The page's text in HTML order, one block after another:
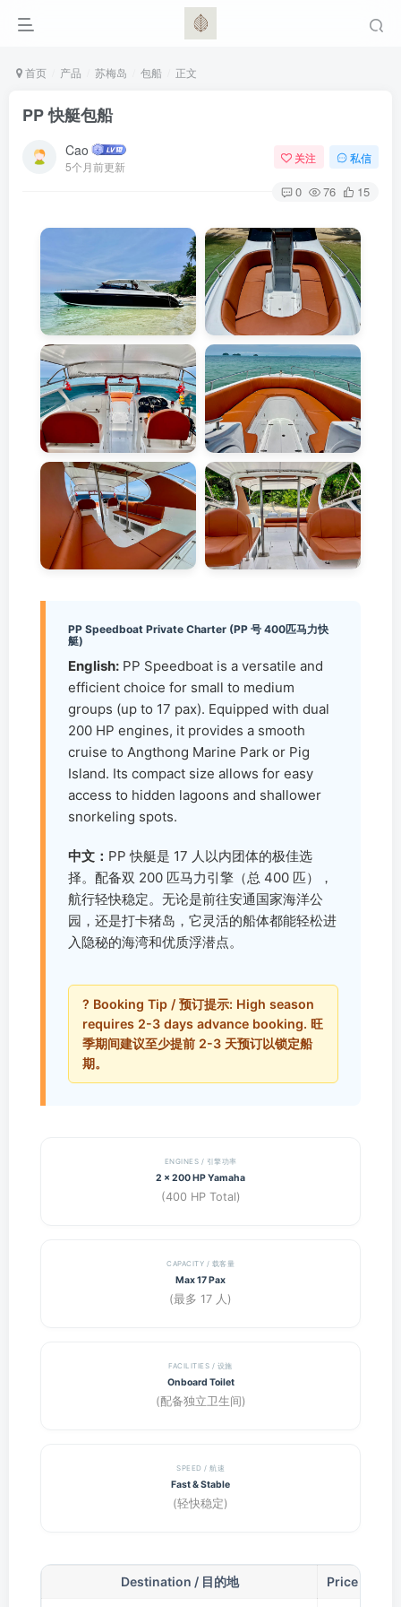
首页 产品 苏梅岛 包船 正文
PP 快艇包船
Cao
5个月前更新
关注 私信
0 76 15
PP Speedboat Private Charter (PP 号 400匹马力快
艇)
English: PP Speedboat is a versatile and
efficient choice for small to medium
groups (up to 17 pax). Equipped with dual
200 HP engines, it provides a smooth
cruise to Angthong Marine Park or Pig
Island. Its compact size allows for easy
access to hidden lagoons and shallower
snorkeling spots.
中文： PP 快艇是 17 人以内团体的极佳选
择。配备双 200 匹马力引擎（总 400 匹），
航行轻快稳定。无论是前往安通国家海洋公
园，还是打卡猪岛，它灵活的船体都能轻松进
入隐秘的海湾和优质浮潜点。
? Booking Tip / 预订提示: High season
requires 2-3 days advance booking. 旺
季期间建议至少提前 2-3 天预订以锁定船
期。
ENGINES / 引擎功率
2 x 200 HP Yamaha
(400 HP Total)
CAPACITY / 载客量
Max 17 Pax
(最多 17 人)
FACILITIES / 设施
Onboard Toilet
(配备独立卫生间)
SPEED / 航速
Fast & Stable
(轻快稳定)
Destination / 目的地 Price (1-9